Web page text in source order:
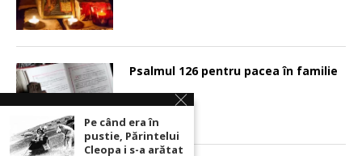
Psalmul 126 pentru pacea în familie
Pe când era în
pustie, Părintelui
Cleopa i s-a arătat